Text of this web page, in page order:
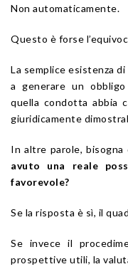
Non automaticamente.
Questo è forse
La semplice esistenza
a generare un
quella condotta abbia
giuridicamente
In altre parole, bisogna
avuto una reale
favorevole?
Se la risposta è sì, il
Se invece il
prospettive utili, la